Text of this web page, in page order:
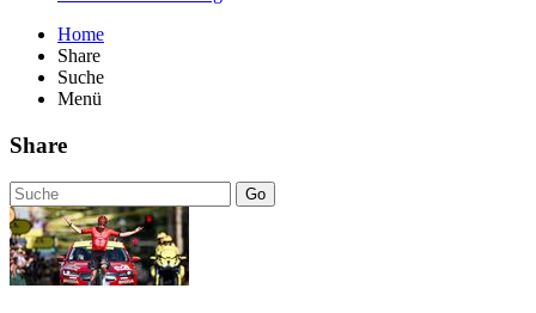
Home
Share
Suche
Menü
Share
Go